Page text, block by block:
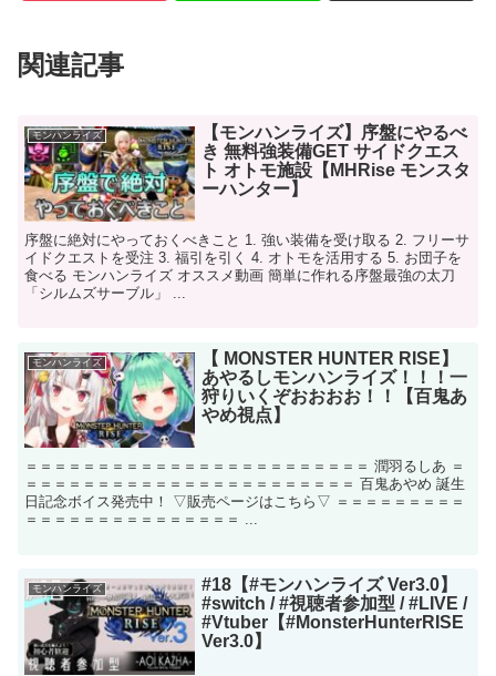
関連記事
モンハンライズ
【モンハンライズ】序盤にやるべ
き 無料強装備GET サイドクエス
ト オトモ施設【MHRise モンスタ
ーハンター】
序盤に絶対にやっておくべきこと 1. 強い装備を受け取る 2. フリーサ
イドクエストを受注 3. 福引を引く 4. オトモを活用する 5. お団子を
食べる モンハンライズ オススメ動画 簡単に作れる序盤最強の太刀
「シルムズサーブル」 ...
モンハンライズ
【 MONSTER HUNTER RISE】
あやるしモンハンライズ！！！一
狩りいくぞおおおお！！【百鬼あ
やめ視点】
＝＝＝＝＝＝＝＝＝＝＝＝＝＝＝＝＝＝＝＝＝＝＝＝ 潤羽るしあ ＝
＝＝＝＝＝＝＝＝＝＝＝＝＝＝＝＝＝＝＝＝＝＝＝ 百鬼あやめ 誕生
日記念ボイス発売中！ ▽販売ページはこちら▽ ＝＝＝＝＝＝＝＝＝
＝＝＝＝＝＝＝＝＝＝＝＝＝＝＝ ...
モンハンライズ
#18【#モンハンライズ Ver3.0】
#switch / #視聴者参加型 / #LIVE /
#Vtuber【#MonsterHunterRISE
Ver3.0】